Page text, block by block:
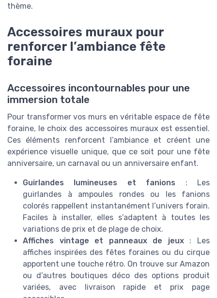
thème.
Accessoires muraux pour
renforcer l’ambiance fête
foraine
Accessoires incontournables pour une
immersion totale
Pour transformer vos murs en véritable espace de fête
foraine, le choix des accessoires muraux est essentiel.
Ces éléments renforcent l’ambiance et créent une
expérience visuelle unique, que ce soit pour une fête
anniversaire, un carnaval ou un anniversaire enfant.
Guirlandes lumineuses et fanions : Les
guirlandes à ampoules rondes ou les fanions
colorés rappellent instantanément l’univers forain.
Faciles à installer, elles s’adaptent à toutes les
variations de prix et de plage de choix.
Affiches vintage et panneaux de jeux: Les
affiches inspirées des fêtes foraines ou du cirque
apportent une touche rétro. On trouve sur Amazon
ou d’autres boutiques déco des options produit
variées, avec livraison rapide et prix page